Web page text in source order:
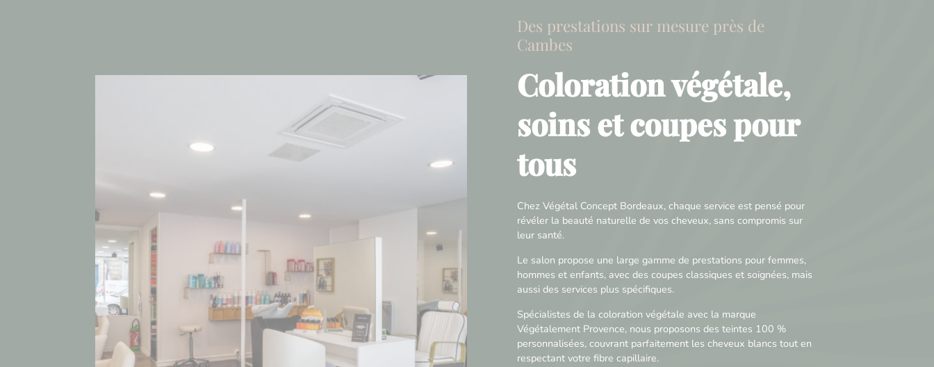
Des prestations sur mesure près de
Cambes
Coloration végétale,
soins et coupes pour
tous
Chez Végétal Concept Bordeaux, chaque service est pensé pour
révéler la beauté naturelle de vos cheveux, sans compromis sur
leur santé.
Le salon propose une large gamme de prestations pour femmes,
hommes et enfants, avec des coupes classiques et soignées, mais
aussi des services plus spécifiques.
Spécialistes de la coloration végétale avec la marque
Végétalement Provence, nous proposons des teintes 100 %
personnalisées, couvrant parfaitement les cheveux blancs tout en
respectant votre fibre capillaire.